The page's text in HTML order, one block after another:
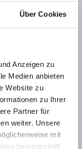
Über Cookies
Anzeigen zu
Medien anbieten
Website zu
zu Ihrer
Partner für
weiter. Unsere
mit
bereitgestellt